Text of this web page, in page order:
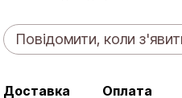
Повідомити, коли
Доставка Оплата